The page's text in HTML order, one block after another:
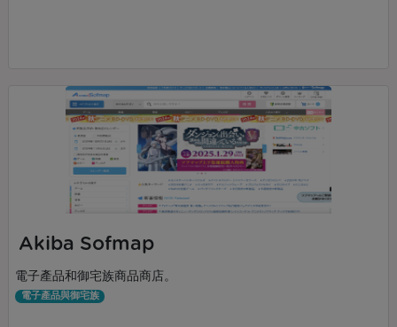
Akiba Sofmap
電子產品和御宅族商品商店。
電子產品與御宅族